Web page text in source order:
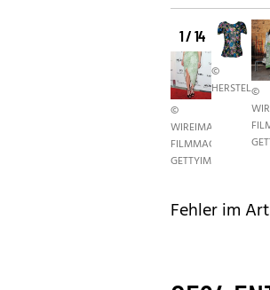
1 / 14
©
WIREIMAGE.COM/
FILMMAGIC.COM/
GETTYIMAGES
©
HERSTELLER
©
Fehler im